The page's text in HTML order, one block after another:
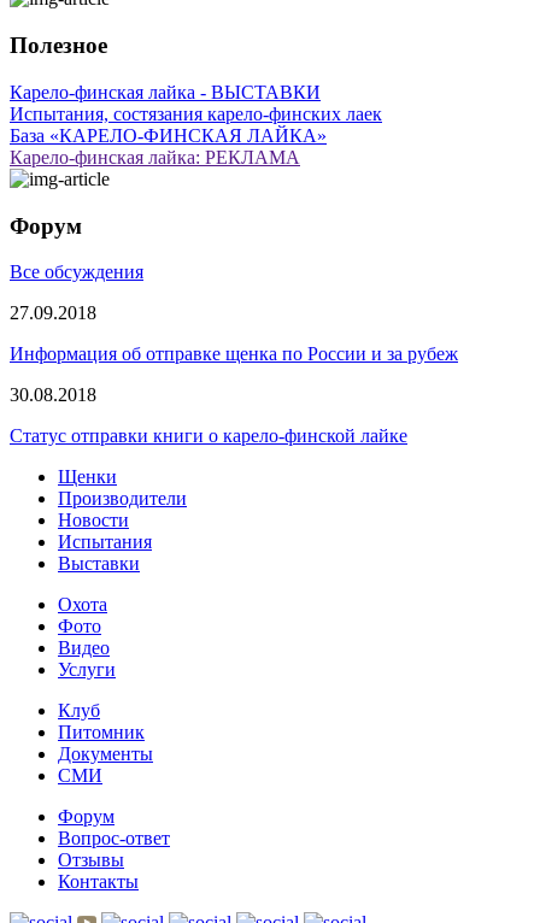
Полезное
Карело-финская лайка - ВЫСТАВКИ
Испытания, состязания карело-финских лаек
База «КАРЕЛО-ФИНСКАЯ ЛАЙКА»
Карело-финская лайка: РЕКЛАМА
Форум
Все обсуждения
27.09.2018
Информация об отправке щенка по России и за рубеж
30.08.2018
Статус отправки книги о карело-финской лайке
Щенки
Производители
Новости
Испытания
Выставки
Охота
Фото
Видео
Услуги
Клуб
Питомник
Документы
СМИ
Форум
Вопрос-ответ
Отзывы
Контакты